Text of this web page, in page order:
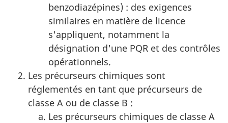
benzodiazépines) : des exigences
similaires en matière de licence
s'appliquent, notamment la
désignation d'une PQR et des contrôles
opérationnels.
Les précurseurs chimiques sont
réglementés en tant que précurseurs de
classe A ou de classe B :
Les précurseurs chimiques de classe A